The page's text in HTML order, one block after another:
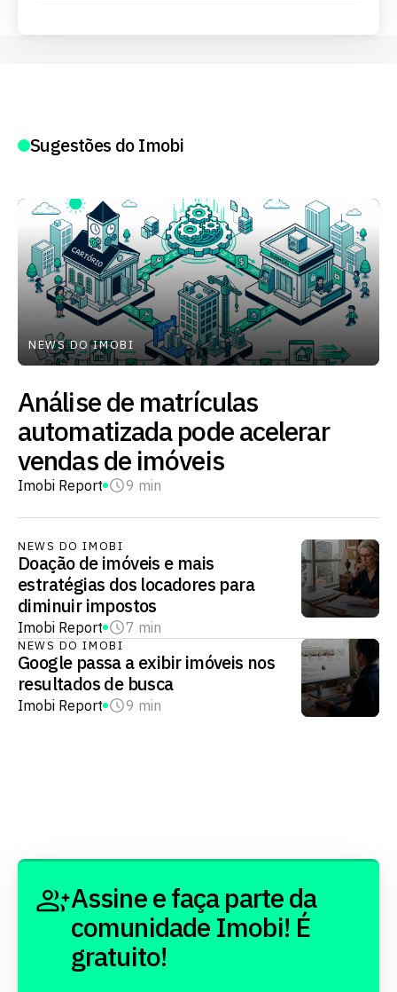
Sugestões do Imobi
NEWS DO IMOBI
Análise de matrículas
automatizada pode acelerar
vendas de imóveis
Imobi Report 9 min
NEWS DO IMOBI
Doação de imóveis e mais
estratégias dos locadores para
diminuir impostos
Imobi Report 7 min
NEWS DO IMOBI
Google passa a exibir imóveis nos
resultados de busca
Imobi Report 9 min
Assine e faça parte da
comunidade Imobi! É
gratuito!